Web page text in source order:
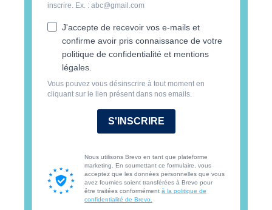
inscrire. Ex. : abc@gmail.com
J'accepte de recevoir vos e-mails et
confirme avoir pris connaissance de votre
politique de confidentialité et mentions
légales.
Vous pouvez vous désinscrire à tout moment en
cliquant sur le lien présent dans nos emails.
S'INSCRIRE
Nous utilisons Brevo en tant que plateforme
marketing. En soumettant ce formulaire, vous
acceptez que les données personnelles que vous
avez fournies soient transférées à Brevo pour
être traitées conformément à la politique de
confidentialité de Brevo.